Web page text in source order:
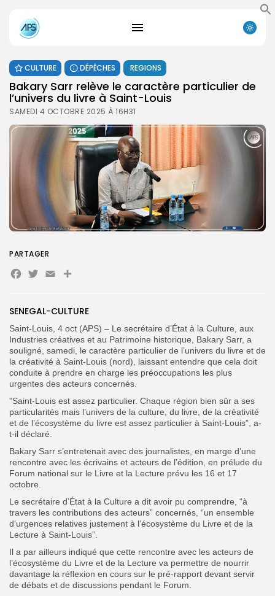
Search
for:
FR
CULTURE DÉPÊCHES REGIONS
Bakary Sarr relève le caractère particulier de
l’univers du livre à Saint-Louis
SAMEDI 4 OCTOBRE 2025 À 16H31
SENEGAL-CULTURE
Saint-Louis, 4 oct (APS) – Le secrétaire d’État à la Culture, aux
Industries créatives et au Patrimoine historique, Bakary Sarr, a
souligné, samedi, le caractère particulier de l’univers du livre et de
la créativité à Saint-Louis (nord), laissant entendre que cela doit
conduite à prendre en charge les préoccupations les plus
urgentes des acteurs concernés.
”Saint-Louis est assez particulier. Chaque région bien sûr a ses
particularités mais l’univers de la culture, du livre, de la créativité
et de l’écosystème du livre est assez particulier à Saint-Louis”, a-
t-il déclaré.
Bakary Sarr s’entretenait avec des journalistes, en marge d’une
rencontre avec les écrivains et acteurs de l’édition, en prélude du
Forum national sur le Livre et la Lecture prévu les 16 et 17
octobre.
Le secrétaire d’État à la Culture a dit avoir pu comprendre, “à
travers les contributions des acteurs” concernés, “un ensemble
d’urgences relatives justement à l’écosystème du Livre et de la
Lecture à Saint-Louis”.
Il a par ailleurs indiqué que cette rencontre avec les acteurs de
l’écosystème du Livre et de la Lecture va permettre de nourrir
davantage la réflexion en cours sur le pré-rapport devant servir
de débats et de discussions pendant le Forum.
PARTAGER
Facebook
Twitter
EmailPartager